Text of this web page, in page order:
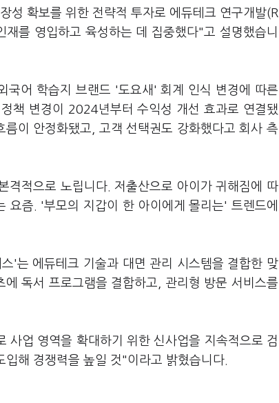
성 확보를 위한 전략적 투자로 에듀테크 연구개발(R
를 영입하고 육성하는 데 집중했다"고 설명했습니
어 학습지 브랜드 '도요새' 회계 인식 변경에 따른
책 변경이 2024년부터 수익성 개선 효과로 연결됐
이 안정화됐고, 고객 선택권도 강화했다고 회사 측
격적으로 노립니다. 저출산으로 아이가 귀해짐에 따
즘. '부모의 지갑이 한 아이에게 몰리는' 트렌드에
'는 에듀테크 기술과 대면 관리 시스템을 결합한 맞
독서 프로그램을 결합하고, 관리형 방문 서비스를
사업 영역을 확대하기 위한 신사업을 지속적으로 검
해 경쟁력을 높일 것"이라고 밝혔습니다.